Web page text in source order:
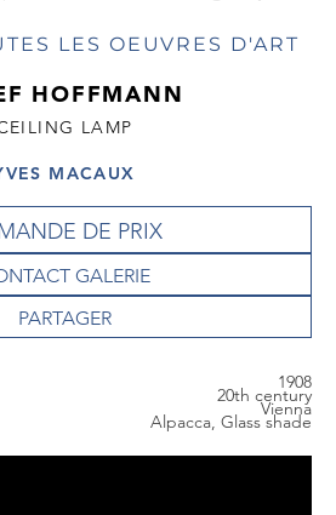
LES OEUVRES D'ART
HOFFMANN
LAMP
MACAUX
DE PRIX
GALERIE
1908
20th century
Vienna
Alpacca, Glass shade